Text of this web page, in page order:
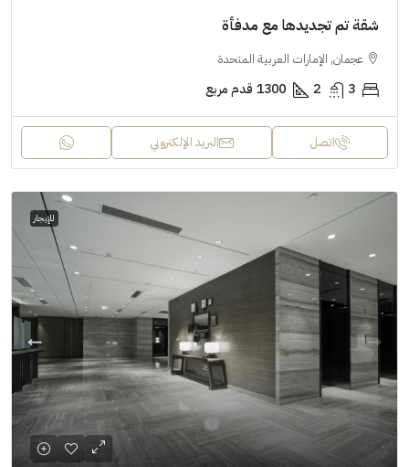
شقة تم تجديدها مع مدفأة
عجمان, الإمارات العربية المتحدة
3
2
1300 قدم مربع
اتصل البريد الإلكتروني
للإيجار